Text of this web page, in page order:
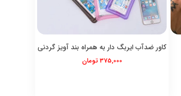
کاور ضدآب ایربگ دار به همراه بند آویز گردنی
375,000 تومان